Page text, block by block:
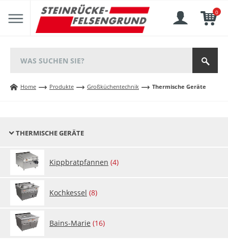
0
Home Produkte Großküchentechnik Thermische Geräte
THERMISCHE GERÄTE
Kipp­b­ratp­fan­nen (4)
Koch­kes­sel (8)
Bains-Ma­rie (16)